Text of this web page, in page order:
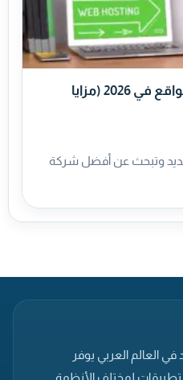
أفضل شركة استضافة مواقع في 2026 (مزايا
وتبحث عن أفضل شركة
العالم العربي يوفر
لمختلف الأنظمة